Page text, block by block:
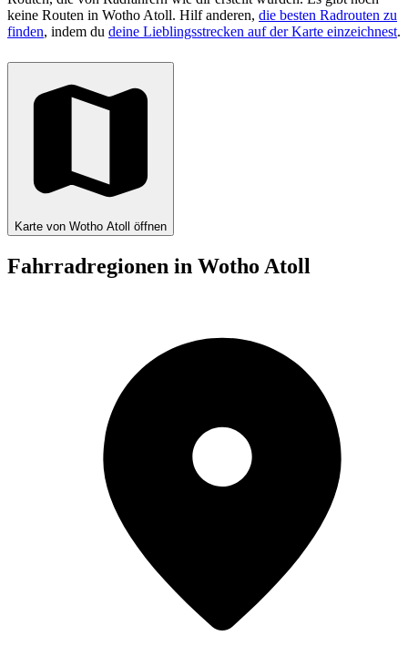
keine Routen in Wotho Atoll. Hilf anderen, die besten Radrouten zu
finden, indem du deine Lieblingsstrecken auf der Karte einzeichnest.
Karte von Wotho Atoll öffnen
Fahrradregionen in Wotho Atoll